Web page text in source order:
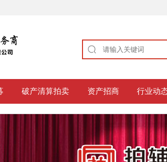
破产清算拍卖 资产招商 行业动